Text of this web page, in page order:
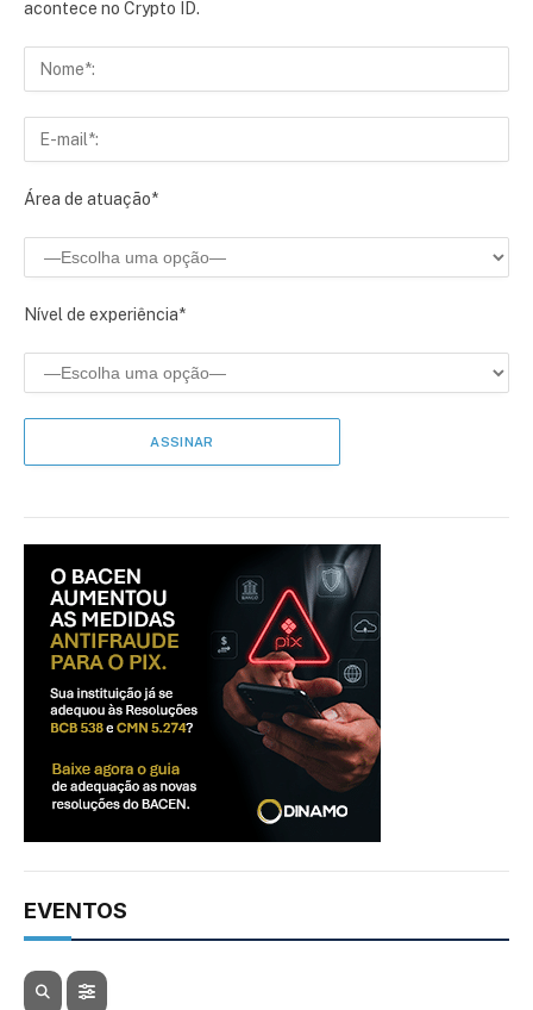
acontece no Crypto ID.
Área de atuação*
Nível de experiência*
EVENTOS